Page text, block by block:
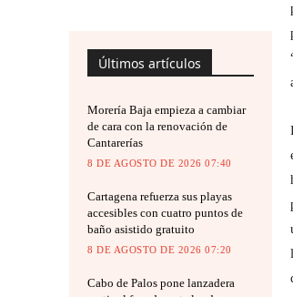
Últimos artículos
Morería Baja empieza a cambiar
de cara con la renovación de
Cantarerías
8 DE AGOSTO DE 2026 07:40
Cartagena refuerza sus playas
accesibles con cuatro puntos de
baño asistido gratuito
8 DE AGOSTO DE 2026 07:20
Cabo de Palos pone lanzadera